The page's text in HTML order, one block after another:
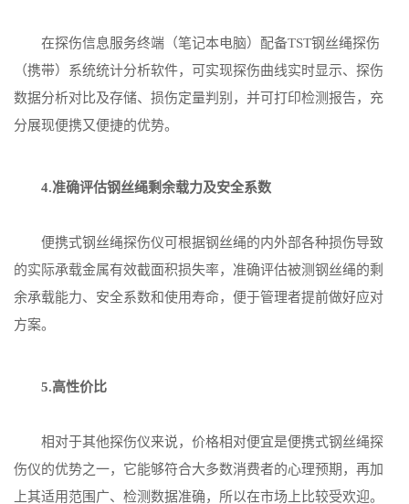
在探伤信息服务终端（笔记本电脑）配备TST钢丝绳探伤
（携带）系统统计分析软件，可实现探伤曲线实时显示、探伤
数据分析对比及存储、损伤定量判别，并可打印检测报告，充
分展现便携又便捷的优势。
4.准确评估钢丝绳剩余载力及安全系数
便携式钢丝绳探伤仪可根据钢丝绳的内外部各种损伤导致
的实际承载金属有效截面积损失率，准确评估被测钢丝绳的剩
余承载能力、安全系数和使用寿命，便于管理者提前做好应对
方案。
5.高性价比
相对于其他探伤仪来说，价格相对便宜是便携式钢丝绳探
伤仪的优势之一，它能够符合大多数消费者的心理预期，再加
上其适用范围广、检测数据准确，所以在市场上比较受欢迎。